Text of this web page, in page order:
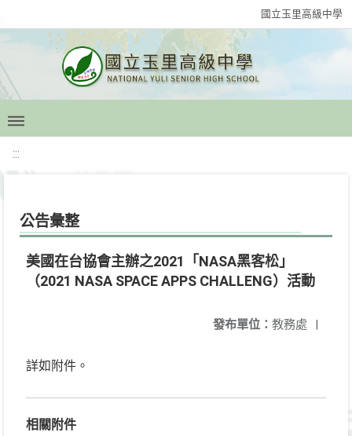
國立玉里高級中學
:::
公告彙整
美國在台協會主辦之2021「NASA黑客松」
（2021 NASA SPACE APPS CHALLENG）活動
發布單位： 教務處 |
詳如附件。
相關附件